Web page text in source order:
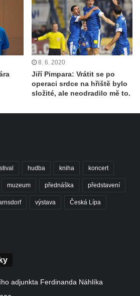
8. 6. 2020
Jiří Pimpara: Vrátit se po
operaci srdce na hřiště bylo
složité, ale neodradilo mě to.
hudba kniha koncert
muzeum přednáška představení
výstava Česká Lípa
adjunkta Ferdinanda Náhlíka